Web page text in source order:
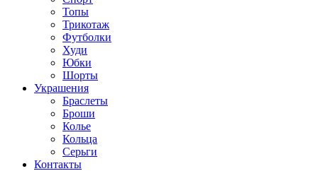
Топы
Трикотаж
Футболки
Худи
Юбки
Шорты
Украшения
Браслеты
Броши
Колье
Кольца
Серьги
Контакты